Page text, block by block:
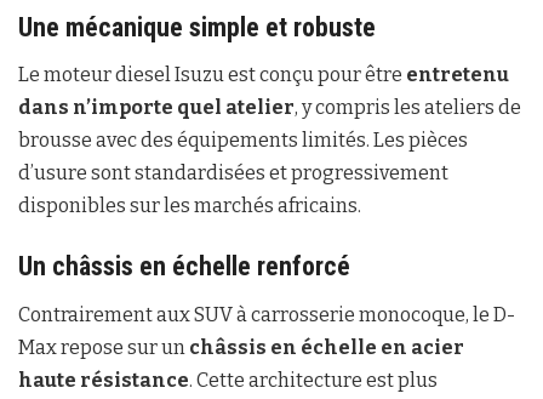
Une mécanique simple et robuste
Le moteur diesel Isuzu est conçu pour être entretenu
dans n’importe quel atelier, y compris les ateliers de
brousse avec des équipements limités. Les pièces
d’usure sont standardisées et progressivement
disponibles sur les marchés africains.
Un châssis en échelle renforcé
Contrairement aux SUV à carrosserie monocoque, le D-
Max repose sur un châssis en échelle en acier
haute résistance. Cette architecture est plus